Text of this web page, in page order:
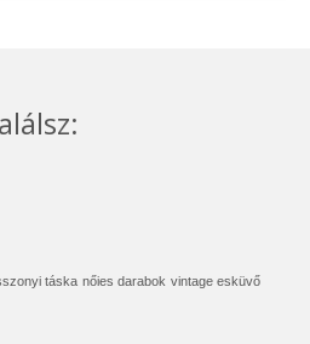
táska nőies darabok vintage esküvő